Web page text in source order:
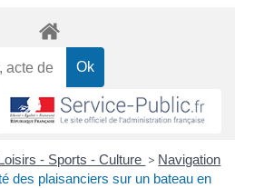
- Sports - Culture > Navigation
des plaisanciers sur un bateau en